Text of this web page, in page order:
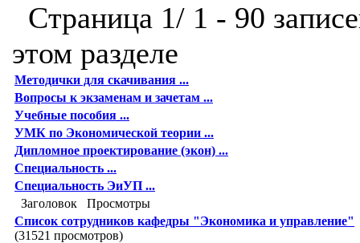
Страница 1/ 1 - 90
этом разделе
Методички для скачивания ...
Вопросы к экзаменам и зачетам ...
Учебные пособия ...
УМК по Экономической теории ...
Дипломное проектирование (экон) ...
Специальность ...
Специальность ЭиУП ...
Заголовок
Просмотры
Список сотрудников кафедры "Экономика и управление"
(31521 просмотров)